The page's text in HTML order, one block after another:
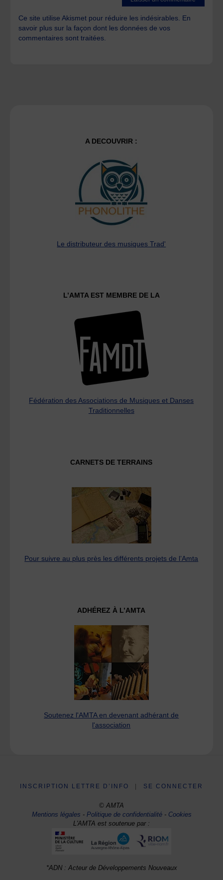
Ce site utilise Akismet pour réduire les indésirables. En
savoir plus sur la façon dont les données de vos
commentaires sont traitées.
A DECOUVRIR :
Le distributeur des musiques Trad'
L’AMTA EST MEMBRE DE LA
Fédération des Associations de Musiques et Danses
Traditionnelles
CARNETS DE TERRAINS
Pour suivre au plus près les différents projets de l’Amta
ADHÉREZ À L’AMTA
Soutenez l'AMTA en devenant adhérant de
l'association
INSCRIPTION LETTRE D’INFO SE CONNECTER
© AMTA
Mentions légales -Politique de confidentialité- Cookies
L'AMTA est soutenue par :
*ADN : Acteur de Développements Nouveaux